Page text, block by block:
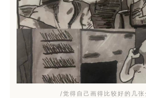
/觉得自己画得比较好的几张